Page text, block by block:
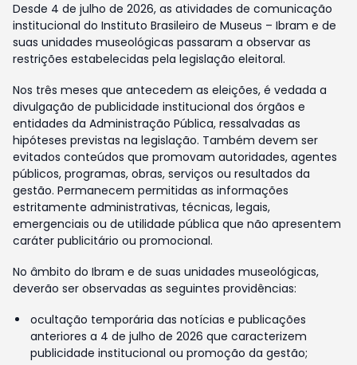
Desde 4 de julho de 2026, as atividades de comunicação
institucional do Instituto Brasileiro de Museus – Ibram e de
suas unidades museológicas passaram a observar as
restrições estabelecidas pela legislação eleitoral.
Nos três meses que antecedem as eleições, é vedada a
divulgação de publicidade institucional dos órgãos e
entidades da Administração Pública, ressalvadas as
hipóteses previstas na legislação. Também devem ser
evitados conteúdos que promovam autoridades, agentes
públicos, programas, obras, serviços ou resultados da
gestão. Permanecem permitidas as informações
estritamente administrativas, técnicas, legais,
emergenciais ou de utilidade pública que não apresentem
caráter publicitário ou promocional.
No âmbito do Ibram e de suas unidades museológicas,
deverão ser observadas as seguintes providências:
ocultação temporária das notícias e publicações
anteriores a 4 de julho de 2026 que caracterizem
publicidade institucional ou promoção da gestão;